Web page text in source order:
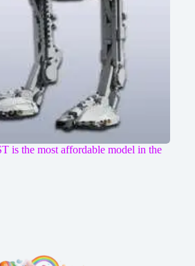
is the most affordable model in the